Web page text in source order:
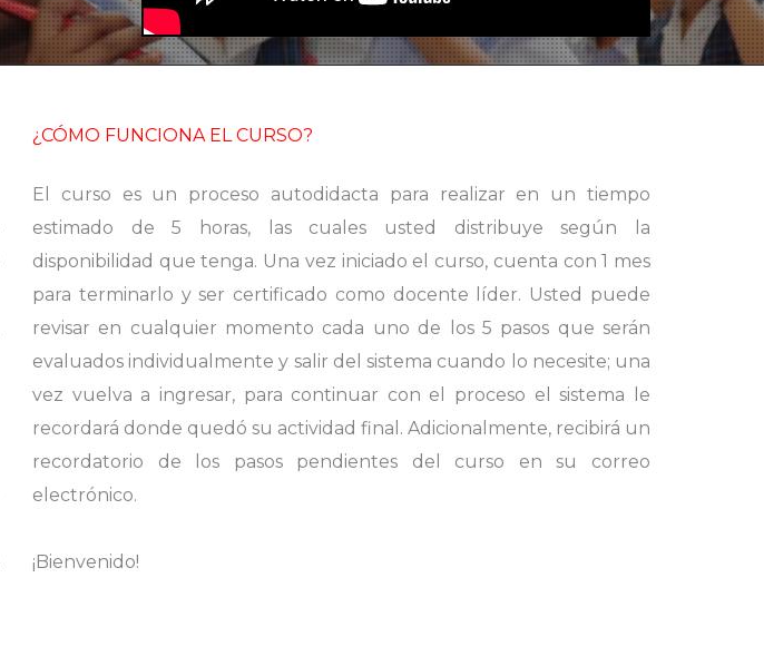
¿CÓMO FUNCIONA EL CURSO?
El curso es un proceso autodidacta para realizar en un tiempo
estimado de 5 horas, las cuales usted distribuye según la
disponibilidad que tenga. Una vez iniciado el curso, cuenta con 1 mes
para terminarlo y ser certificado como docente líder. Usted puede
revisar en cualquier momento cada uno de los 5 pasos que serán
evaluados individualmente y salir del sistema cuando lo necesite; una
vez vuelva a ingresar, para continuar con el proceso el sistema le
recordará donde quedó su actividad final. Adicionalmente, recibirá un
recordatorio de los pasos pendientes del curso en su correo
electrónico.
¡Bienvenido!